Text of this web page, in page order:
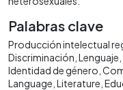
Palabras clave
Producción intelectual
Discriminación Lenguaje
Identidad de género
Language Literature